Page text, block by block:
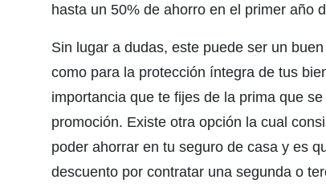
hasta un 50% de ahorro en el primer año
Sin lugar a dudas, este puede ser un
como para la protección íntegra de tus
importancia que te fijes de la prima que
promoción. Existe otra opción la cual
poder ahorrar en tu seguro de casa y es
descuento por contratar una segunda o